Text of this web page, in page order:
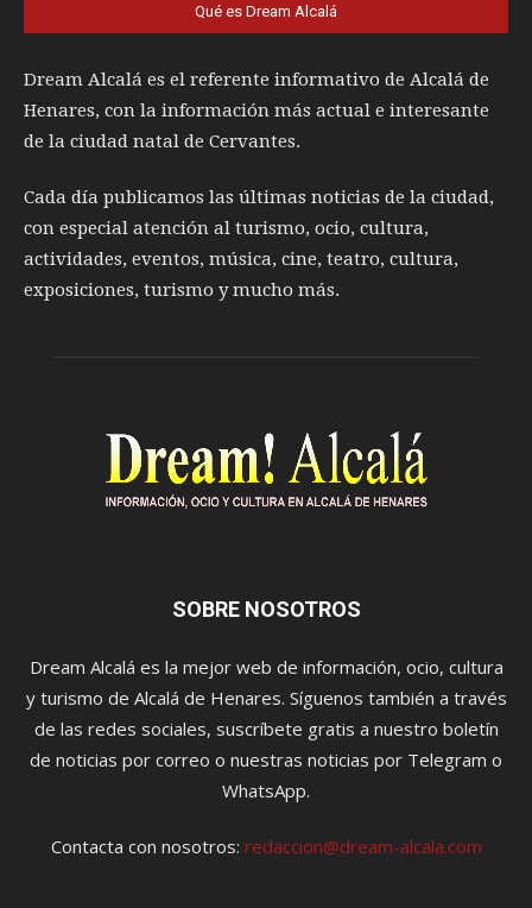
Qué es Dream Alcalá
Dream Alcalá es el referente informativo de Alcalá de
Henares, con la información más actual e interesante
de la ciudad natal de Cervantes.
Cada día publicamos las últimas noticias de la ciudad,
con especial atención al turismo, ocio, cultura,
actividades, eventos, música, cine, teatro, cultura,
exposiciones, turismo y mucho más.
SOBRE NOSOTROS
Dream Alcalá es la mejor web de información, ocio, cultura
y turismo de Alcalá de Henares. Síguenos también a través
de las redes sociales, suscríbete gratis a nuestro boletín
de noticias por correo o nuestras noticias por Telegram o
WhatsApp.
Contacta con nosotros: redaccion@dream-alcala.com